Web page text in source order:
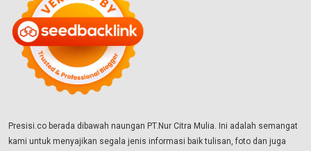
Presisi.co berada dibawah naungan PT.Nur Citra Mulia. Ini adalah semangat
kami untuk menyajikan segala jenis informasi baik tulisan, foto dan juga